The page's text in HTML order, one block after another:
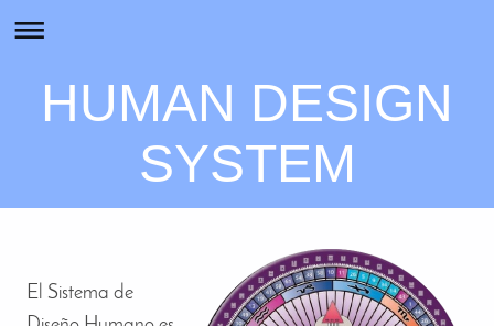
HUMAN DESIGN
SYSTEM
El Sistema de